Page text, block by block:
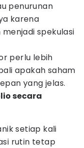
penurunan
karena
spekulasi
perlu lebih
apakah saham
yang jelas.
secara
setiap kali
rutin tetap